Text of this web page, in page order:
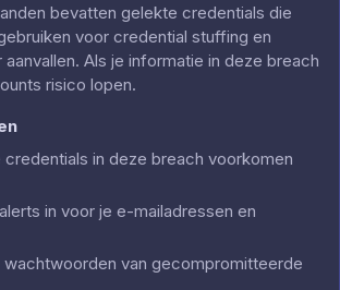
bevatten gelekte credentials die
voor credential stuffing en
Als je informatie in deze breach
risico lopen.
in deze breach voorkomen
in voor je e-mailadressen en
van gecompromitteerde